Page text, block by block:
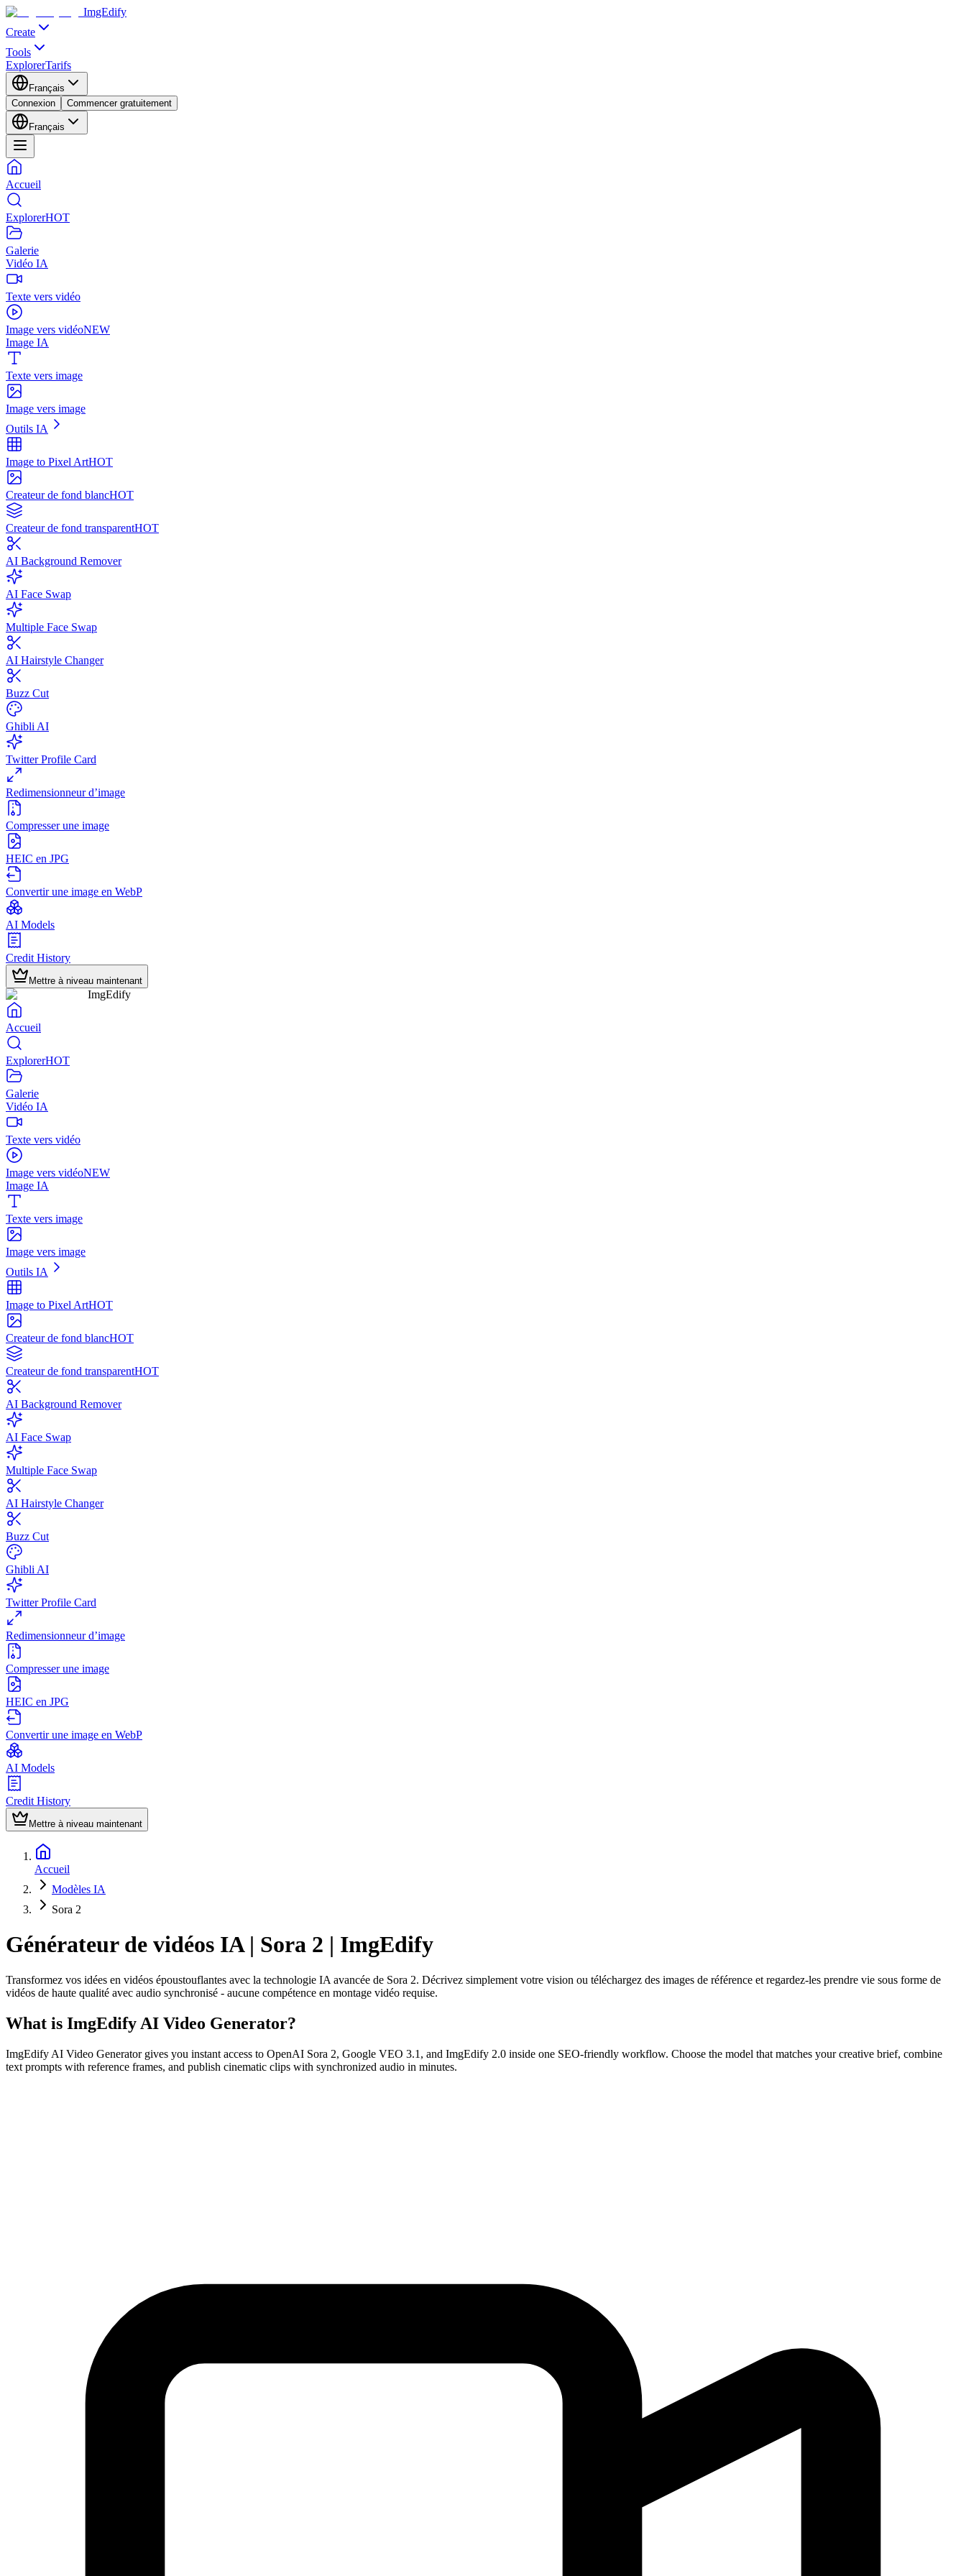
ImgEdify
Create
Tools
ExplorerTarifs
Français
Connexion
Commencer gratuitement
Français
Accueil
ExplorerHOT
Galerie
Vidéo IA
Texte vers vidéo
Image vers vidéoNEW
Image IA
Texte vers image
Image vers image
Outils IA
Image to Pixel ArtHOT
Createur de fond blancHOT
Createur de fond transparentHOT
AI Background Remover
AI Face Swap
Multiple Face Swap
AI Hairstyle Changer
Buzz Cut
Ghibli AI
Twitter Profile Card
Redimensionneur d’image
Compresser une image
HEIC en JPG
Convertir une image en WebP
AI Models
Credit History
Mettre à niveau maintenant
ImgEdify
Accueil
ExplorerHOT
Galerie
Vidéo IA
Texte vers vidéo
Image vers vidéoNEW
Image IA
Texte vers image
Image vers image
Outils IA
Image to Pixel ArtHOT
Createur de fond blancHOT
Createur de fond transparentHOT
AI Background Remover
AI Face Swap
Multiple Face Swap
AI Hairstyle Changer
Buzz Cut
Ghibli AI
Twitter Profile Card
Redimensionneur d’image
Compresser une image
HEIC en JPG
Convertir une image en WebP
AI Models
Credit History
Mettre à niveau maintenant
Accueil
Modèles IA
Sora 2
Générateur de vidéos IA | Sora 2 | ImgEdify
Transformez vos idées en vidéos époustouflantes avec la technologie IA avancée de Sora 2. Décrivez simplement votre vision ou téléchargez des images de référence et regardez-les prendre vie sous forme de
vidéos de haute qualité avec audio synchronisé - aucune compétence en montage vidéo requise.
What is ImgEdify AI Video Generator?
ImgEdify AI Video Generator gives you instant access to OpenAI Sora 2, Google VEO 3.1, and ImgEdify 2.0 inside one SEO-friendly workflow. Choose the model that matches your creative brief, combine
text prompts with reference frames, and publish cinematic clips with synchronized audio in minutes.